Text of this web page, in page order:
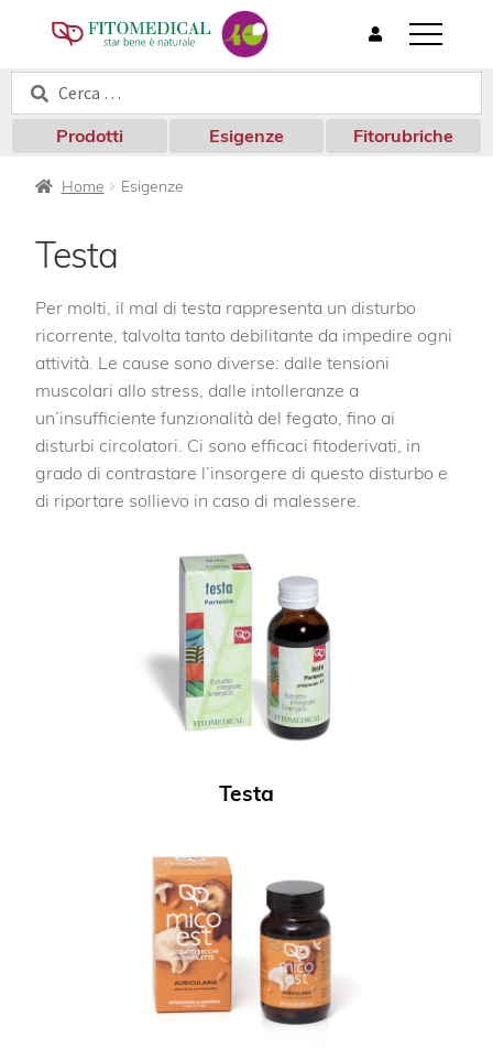
T
o
g
l
e
i
o
Cerca:
Cerca
Prodotti Esigenze Fitorubriche
Home Esigenze
Testa
Per molti, il mal di testa rappresenta un disturbo
ricorrente, talvolta tanto debilitante da impedire ogni
attività. Le cause sono diverse: dalle tensioni
muscolari allo stress, dalle intolleranze a
un’insufficiente funzionalità del fegato, fino ai
disturbi circolatori. Ci sono efficaci fitoderivati, in
grado di contrastare l’insorgere di questo disturbo e
di riportare sollievo in caso di malessere.
Testa